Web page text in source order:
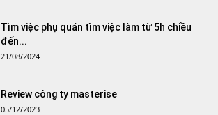
Tìm việc phụ quán tìm việc làm từ 5h chiều
đến...
21/08/2024
Review công ty masterise
05/12/2023